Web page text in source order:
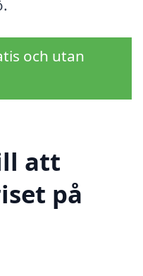
och utan
att
på